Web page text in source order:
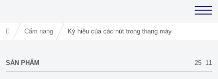
Cẩm nang Ký hiệu của các nút trong thang máy
SẢN PHẨM 25 11